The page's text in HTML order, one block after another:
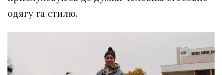
одягу та стилю.